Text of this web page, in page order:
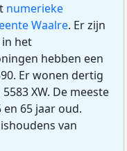
numerieke
Waalre. Er zijn
het
hebben een
Er wonen dertig
XW. De meeste
en 65 jaar oud.
van